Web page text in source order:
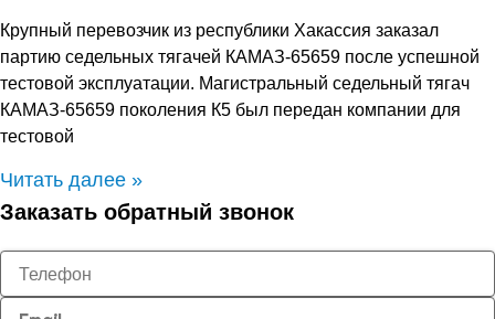
Крупный перевозчик из республики Хакассия заказал
партию седельных тягачей КАМАЗ-65659 после успешной
тестовой эксплуатации. Магистральный седельный тягач
КАМАЗ-65659 поколения К5 был передан компании для
тестовой
Читать далее »
Заказать обратный звонок